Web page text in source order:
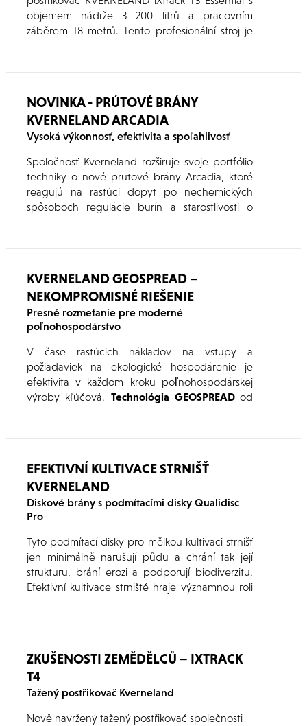
objemem nádrže 3 200 litrů a pracovním
záběrem 18 metrů. Tento profesionální stroj je
NOVINKA - PRÚTOVÉ BRÁNY
KVERNELAND ARCADIA
Vysoká výkonnosť, efektivita a spoľahlivosť
Spoločnosť Kverneland rozširuje svoje portfólio
techniky o nové prutové brány Arcadia, ktoré
reagujú na rastúci dopyt po nechemických
spôsoboch regulácie burín a starostlivosti o
KVERNELAND GEOSPREAD –
NEKOMPROMISNÉ RIEŠENIE
Presné rozmetanie pre moderné
poľnohospodárstvo
V čase rastúcich nákladov na vstupy a
požiadaviek na ekologické hospodárenie je
efektivita v každom kroku poľnohospodárskej
výroby kľúčová. Technológia GEOSPREADod
podmienku v teréne.
EFEKTIVNÍ KULTIVACE STRNIŠŤ
KVERNELAND
Diskové brány s podmítacími disky Qualidisc
Pro
Tyto podmítací disky pro mělkou kultivaci strnišť
jen minimálně narušují půdu a chrání tak její
strukturu, brání erozi a podporují biodiverzitu.
Efektivní kultivace strniště hraje významnou roli
ZKUŠENOSTI ZEMĚDĚLCŮ – IXTRACK
T4
Tažený postřikovač Kverneland
Nově navržený tažený postřikovač společnosti